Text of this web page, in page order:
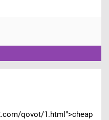
qovot/1.html">cheap